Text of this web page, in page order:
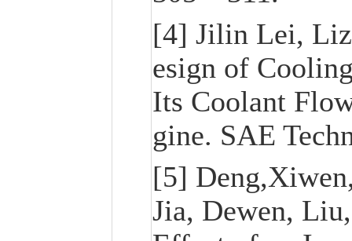
[4] Jilin Lei,
esign of
Its Coolant
gine. SAE
[5]
Jia, Dewen,